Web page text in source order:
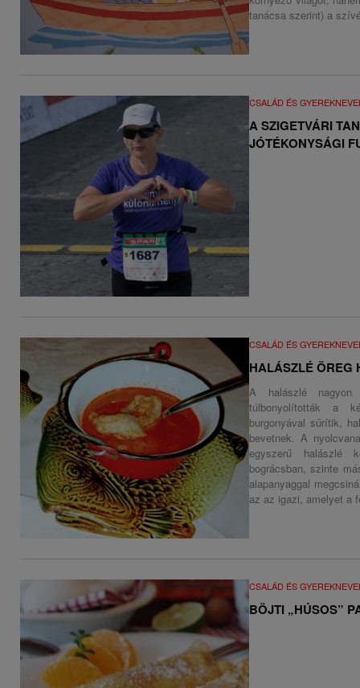
tanácsa szerint) a
CSALÁD ÉS
A SZIGETVÁRI
JÓTÉKONYSÁGI
CSALÁD ÉS
HALÁSZLÉ ÖREG
A halászlé
túlbonyolították a
burgonyával sűrítik,
bevetnek. A
egyszerű halászlé
bográcsban, szinte
alapanyaggal
az az igazi, amelyet a
CSALÁD ÉS
BÖJTI „HÚSOS”